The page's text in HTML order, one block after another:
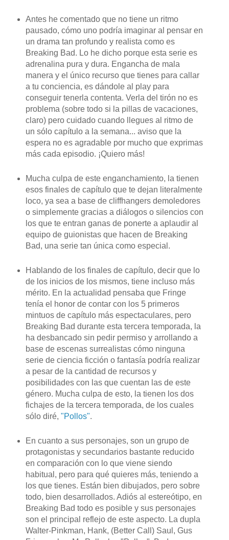
Antes he comentado que no tiene un ritmo
pausado, cómo uno podría imaginar al pensar en
un drama tan profundo y realista como es
Breaking Bad. Lo he dicho porque esta serie es
adrenalina pura y dura. Engancha de mala
manera y el único recurso que tienes para callar
a tu conciencia, es dándole al play para
conseguir tenerla contenta. Verla del tirón no es
problema (sobre todo si la pillas de vacaciones,
claro) pero cuidado cuando llegues al ritmo de
un sólo capítulo a la semana... aviso que la
espera no es agradable por mucho que exprimas
más cada episodio. ¡Quiero más!
Mucha culpa de este enganchamiento, la tienen
esos finales de capítulo que te dejan literalmente
loco, ya sea a base de cliffhangers demoledores
o simplemente gracias a diálogos o silencios con
los que te entran ganas de ponerte a aplaudir al
equipo de guionistas que hacen de Breaking
Bad, una serie tan única como especial.
Hablando de los finales de capítulo, decir que lo
de los inicios de los mismos, tiene incluso más
mérito. En la actualidad pensaba que Fringe
tenía el honor de contar con los 5 primeros
mintuos de capítulo más espectaculares, pero
Breaking Bad durante esta tercera temporada, la
ha desbancado sin pedir permiso y arrollando a
base de escenas surrealistas cómo ninguna
serie de ciencia ficción o fantasía podría realizar
a pesar de la cantidad de recursos y
posibilidades con las que cuentan las de este
género. Mucha culpa de esto, la tienen los dos
fichajes de la tercera temporada, de los cuales
sólo diré, "Pollos".
En cuanto a sus personajes, son un grupo de
protagonistas y secundarios bastante reducido
en comparación con lo que viene siendo
habitual, pero para qué quieres más, teniendo a
los que tienes. Están bien dibujados, pero sobre
todo, bien desarrollados. Adiós al estereótipo, en
Breaking Bad todo es posible y sus personajes
son el principal reflejo de este aspecto. La dupla
Walter-Pinkman, Hank, (Better Call) Saul, Gus